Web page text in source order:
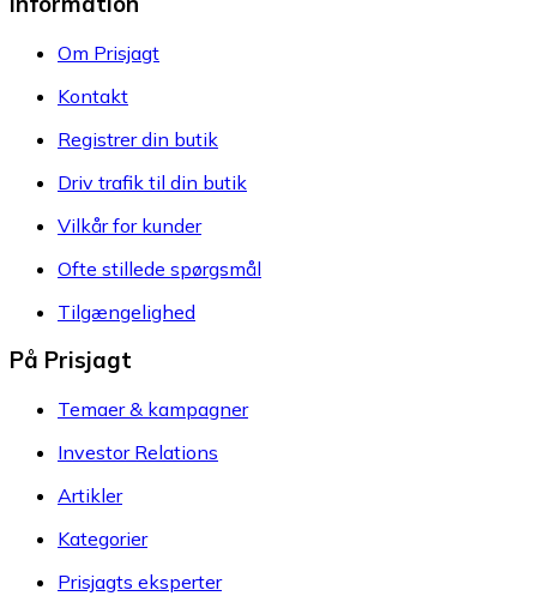
Om Prisjagt
Kontakt
Registrer din butik
Driv trafik til din butik
Vilkår for kunder
Ofte stillede spørgsmål
Tilgængelighed
På Prisjagt
Temaer & kampagner
Investor Relations
Artikler
Kategorier
Prisjagts eksperter